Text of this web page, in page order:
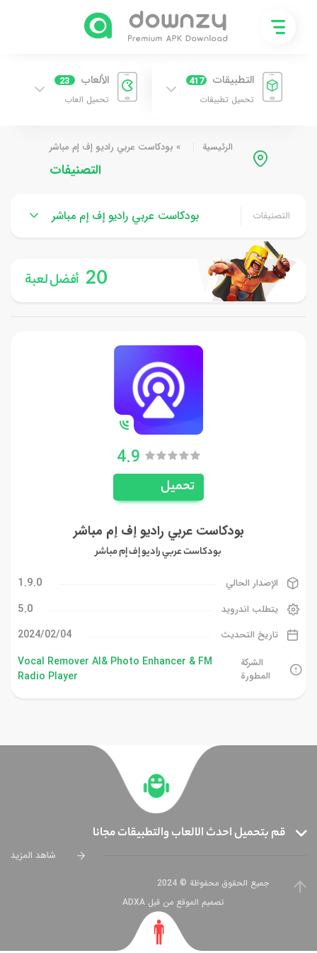
التطبيقات 417
تحميل تطبيقات
الألعاب 23
تحميل العاب
الرئيسية » بودكاست عربي راديو إف إم مباشر
التصنيفات
التصنيفات بودكاست عربي راديو إف إم مباشر
20 أفضل لعبة
4.9
تحميل
بودكاست عربي راديو إف إم مباشر
بودكاست عربي راديو إف إم مباشر
الإصدار الحالي 1.9.0
يتطلب اندرويد 5.0
تاريخ التحديث 04‏/02‏/2024
الشركة
المطورة
Vocal Remover AI& Photo Enhancer & FM
Radio Player
قم بتحميل احدث الالعاب والتطبيقات مجانا
شاهد المزيد
جميع الحقوق محفوظة © 2024
تصميم الموقع من قبل ADXA